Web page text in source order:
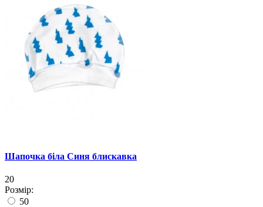
Шапочка біла Синя блискавка
20
Розмір:
50